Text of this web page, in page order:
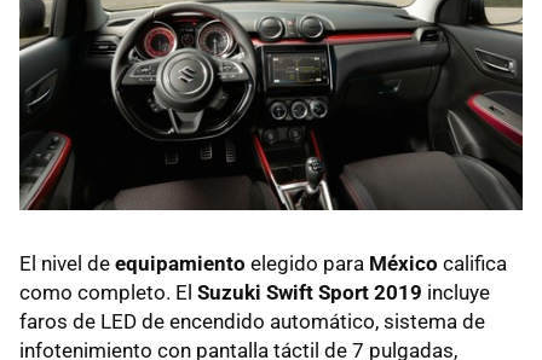
El nivel de equipamiento elegido para México califica
como completo. El Suzuki Swift Sport 2019 incluye
faros de LED de encendido automático, sistema de
infotenimiento con pantalla táctil de 7 pulgadas,